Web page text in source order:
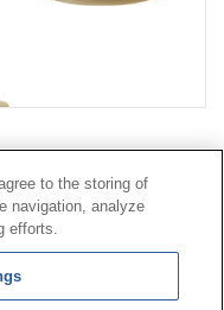
Privada Comisión de
Privada Proveedor
to the storing of
navigation, analyze
efforts.